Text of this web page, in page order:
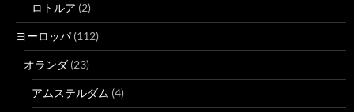
ロトルア (2)
ヨーロッパ (112)
オランダ (23)
アムステルダム (4)